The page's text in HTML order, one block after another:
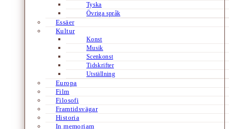
Tyska
Övriga språk
Essäer
Kultur
Konst
Musik
Scenkonst
Tidskrifter
Utställning
Europa
Film
Filosofi
Framtidsvägar
Historia
In memoriam